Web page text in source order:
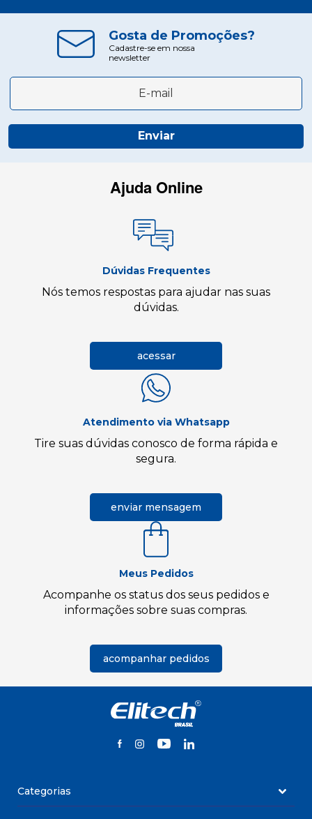
Gosta de Promoções?
Cadastre-se em nossa
newsletter
Enviar
Ajuda Online
Dúvidas Frequentes
Nós temos respostas para ajudar nas suas
dúvidas.
acessar
Atendimento via Whatsapp
Tire suas dúvidas conosco de forma rápida e
segura.
enviar mensagem
Meus Pedidos
Acompanhe os status dos seus pedidos e
informações sobre suas compras.
acompanhar pedidos
Categorias